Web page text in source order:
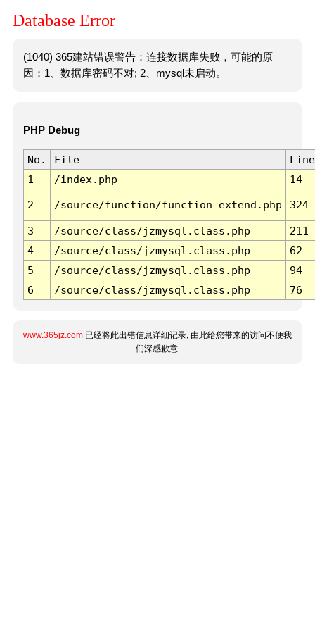
Database Error
(1040) 365建站错误警告：连接数据库失败，可能的原
因：1、数据库密码不对; 2、mysql未启动。
PHP Debug
No. File
Line
1
/index.php 14
2 /source/function/function_extend.php 324
3 /source/class/jzmysql.class.php
211
4
/source/class/jzmysql.class.php
62
5
/source/class/jzmysql.class.php
94
6
/source/class/jzmysql.class.php 76
www.365jz.com 已经将此出错信息详细记录, 由此给您带来的访问不便我
们深感歉意.